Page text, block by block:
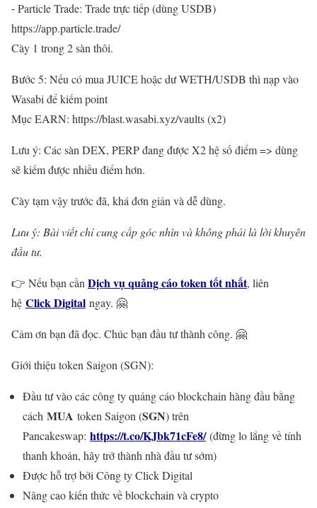
⁃ Particle Trade: Trade trực tiếp (dùng USDB)
https://app.particle.trade/
Cày 1 trong 2 sàn thôi.
Bước 5: Nếu có mua JUICE hoặc dư WETH/USDB thì nạp vào
Wasabi để kiếm point
Mục EARN: https://blast.wasabi.xyz/vaults (x2)
Lưu ý: Các sàn DEX, PERP đang được X2 hệ số điểm => dùng
sẽ kiếm được nhiều điểm hơn.
Cày tạm vậy trước đã, khá đơn giản và dễ dùng.
Lưu ý: Bài viết chỉ cung cấp góc nhìn và không phải là lời khuyên
đầu tư.
👉 Nếu bạn cầnDịch vụ quảng cáo token tốt nhất, liên
hệ Click Digital ngay. 🤗
Cảm ơn bạn đã đọc. Chúc bạn đầu tư thành công. 🤗
Giới thiệu token Saigon (SGN):
Đầu tư vào các công ty quảng cáo blockchain hàng đầu bằng
cách MUA token Saigon (SGN) trên
Pancakeswap: https://t.co/KJbk71cFe8/(đừng lo lắng về tính
thanh khoản, hãy trở thành nhà đầu tư sớm)
Được hỗ trợ bởi Công ty Click Digital
Nâng cao kiến thức về blockchain và crypto